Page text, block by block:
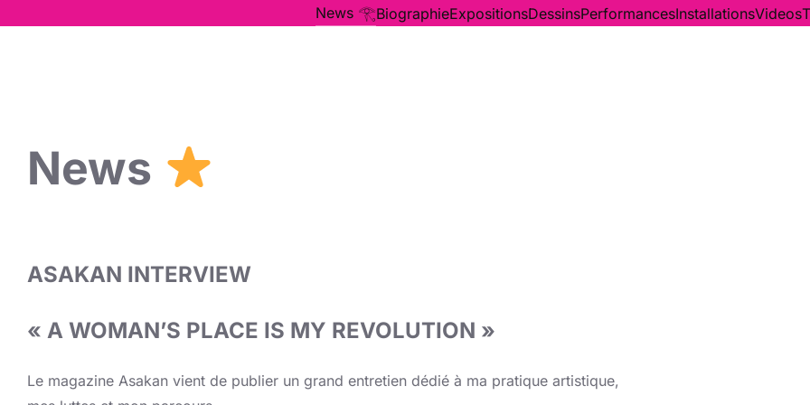
News 𓂀BiographieExpositionsDessinsPerformancesInstallationsVideos
News
ASAKAN INTERVIEW
« A WOMAN’S PLACE IS MY REVOLUTION »
Le magazine Asakan vient de publier un grand entretien dédié à ma pratique artistique,